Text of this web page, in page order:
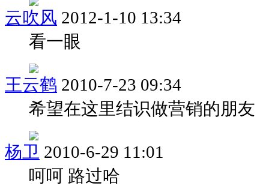
云吹风 2012-1-10 13:34
看一眼
王云鹤 2010-7-23 09:34
希望在这里结识做营销的朋友
杨卫 2010-6-29 11:01
呵呵 路过哈